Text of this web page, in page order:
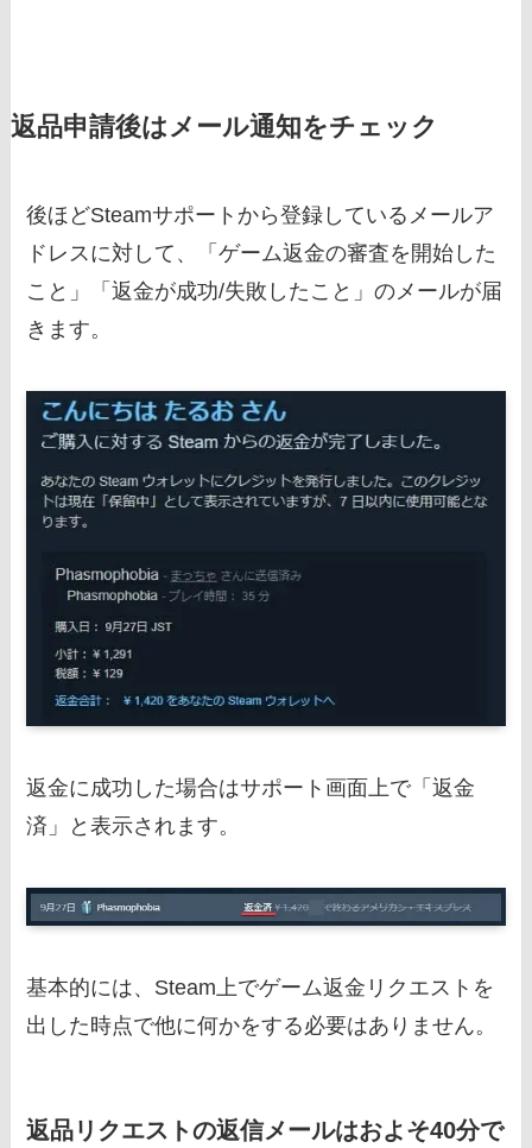
返品申請後はメール通知をチェック
後ほどSteamサポートから登録しているメールア
ドレスに対して、「ゲーム返金の審査を開始した
こと」「返金が成功/失敗したこと」のメールが届
きます。
返金に成功した場合はサポート画面上で「返金
済」と表示されます。
基本的には、Steam上でゲーム返金リクエストを
出した時点で他に何かをする必要はありません。
返品リクエストの返信メールはおよそ40分で